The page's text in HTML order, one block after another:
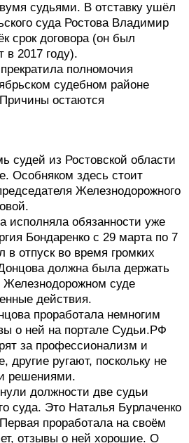
судьями. В отставку ушёл
суда Ростова Владимир
срок договора (он был
в 2017 году).
полномочия
судебном районе
остаются
судей из Ростовской области
Особняком здесь стоит
Железнодорожного
исполняла обязанности уже
Бондаренко с 29 марта по 7
в отпуск во время громких
должна была держать
Железнодорожном суде
действия.
проработала немногим
о ней на портале Судьи.РФ
за профессионализм и
другие ругают, поскольку не
решениями.
должности две судьи
суда. Это Наталья Бурлаченко
проработала на своём
отзывы о ней хорошие. О